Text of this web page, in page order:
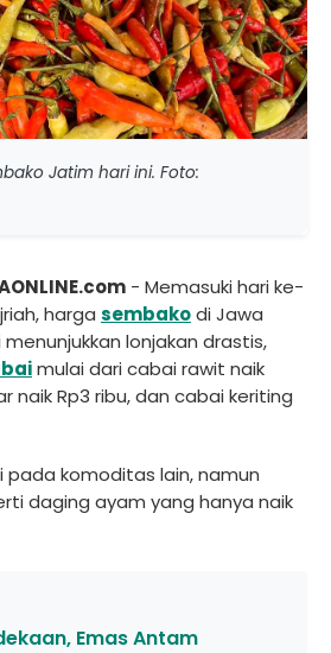
Jatim hari ini. Foto:
- Memasuki hari ke-
harga sembakodi Jawa
lonjakan drastis,
mulai dari cabai rawit naik
naik Rp3 ribu, dan cabai keriting
pada komoditas lain, namun
daging ayam yang hanya naik
Emas Antam